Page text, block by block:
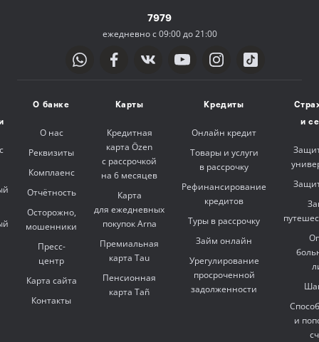
7979
ежедневно с 09:00 до 21:00
О банке
О нас
Реквизиты
Комплаенс
Отчётность
Осторожно,
мошенники
Пресс-
центр
Карта сайта
Контакты
Карты
Кредитная
карта Özen
с рассрочкой
на 6 месяцев
Карта
для ежедневных
покупок Arna
Премиальная
карта Tau
Пенсионная
карта Tañ
Кредиты
Онлайн кредит
Товары и услуги
в рассрочку
Рефинансирование
кредитов
Туры в рассрочку
Займ онлайн
Урегулирование
просроченной
задолженности
и
и